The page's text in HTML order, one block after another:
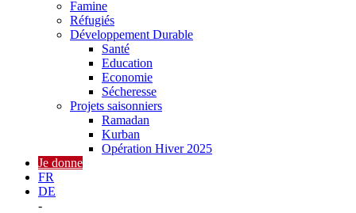
Famine
Réfugiés
Développement Durable
Santé
Education
Economie
Sécheresse
Projets saisonniers
Ramadan
Kurban
Opération Hiver 2025
Je donne
FR
DE
-